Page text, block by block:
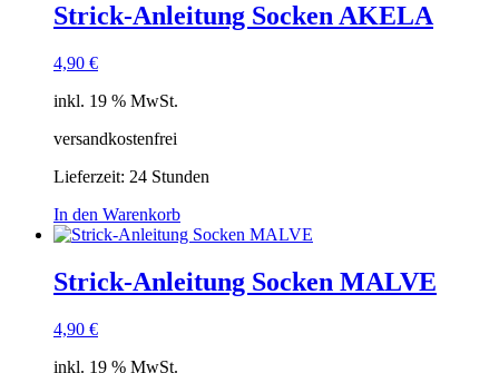
Strick-Anleitung Socken AKELA
4,90 €
inkl. 19 % MwSt.
versandkostenfrei
Lieferzeit: 24 Stunden
In den Warenkorb
Strick-Anleitung Socken MALVE
4,90 €
inkl. 19 % MwSt.